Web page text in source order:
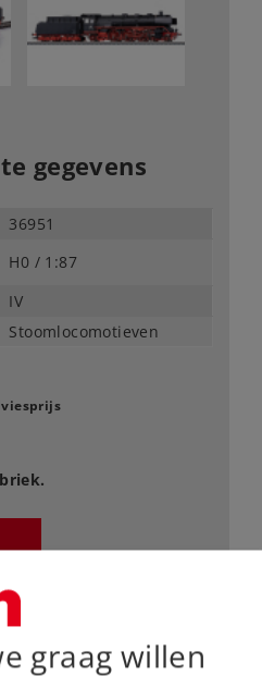
gegevens
36951
H0 / 1:87
IV
Stoomlocomotieven
graag willen